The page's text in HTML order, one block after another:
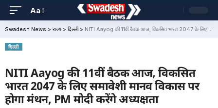
Aa
Swadesh News > राज्य> दिल्ली> NITI Aayog की 11वीं बैठक आज, विकसित भारत 2047 के लिए समावेशी मानव विकास पर होगा मंथन, PM मोदी करेंगे अध्यक्षता
दिल्ली
NITI Aayog की 11वीं बैठक आज, विकसित
भारत 2047 के लिए समावेशी मानव विकास पर
होगा मंथन, PM मोदी करेंगे अध्यक्षता